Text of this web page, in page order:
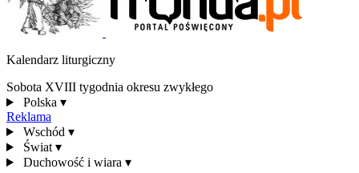
Kalendarz liturgiczny
Sobota XVIII tygodnia okresu zwykłego
Polska ▾
Reklama
Wschód ▾
Świat ▾
Duchowość i wiara ▾